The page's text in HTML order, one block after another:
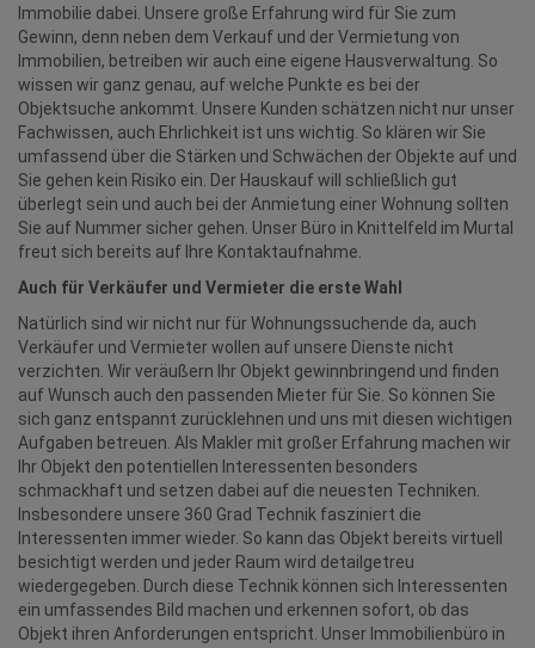
Immobilie dabei. Unsere große Erfahrung wird für Sie zum
Gewinn, denn neben dem Verkauf und der Vermietung von
Immobilien, betreiben wir auch eine eigene Hausverwaltung. So
wissen wir ganz genau, auf welche Punkte es bei der
Objektsuche ankommt. Unsere Kunden schätzen nicht nur unser
Fachwissen, auch Ehrlichkeit ist uns wichtig. So klären wir Sie
umfassend über die Stärken und Schwächen der Objekte auf und
Sie gehen kein Risiko ein. Der Hauskauf will schließlich gut
überlegt sein und auch bei der Anmietung einer Wohnung sollten
Sie auf Nummer sicher gehen. Unser Büro in Knittelfeld im Murtal
freut sich bereits auf Ihre Kontaktaufnahme.
Auch für Verkäufer und Vermieter die erste Wahl
Natürlich sind wir nicht nur für Wohnungssuchende da, auch
Verkäufer und Vermieter wollen auf unsere Dienste nicht
verzichten. Wir veräußern Ihr Objekt gewinnbringend und finden
auf Wunsch auch den passenden Mieter für Sie. So können Sie
sich ganz entspannt zurücklehnen und uns mit diesen wichtigen
Aufgaben betreuen. Als Makler mit großer Erfahrung machen wir
Ihr Objekt den potentiellen Interessenten besonders
schmackhaft und setzen dabei auf die neuesten Techniken.
Insbesondere unsere 360 Grad Technik fasziniert die
Interessenten immer wieder. So kann das Objekt bereits virtuell
besichtigt werden und jeder Raum wird detailgetreu
wiedergegeben. Durch diese Technik können sich Interessenten
ein umfassendes Bild machen und erkennen sofort, ob das
Objekt ihren Anforderungen entspricht. Unser Immobilienbüro in